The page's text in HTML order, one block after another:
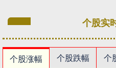
个股实
个股涨幅 个股跌幅 个